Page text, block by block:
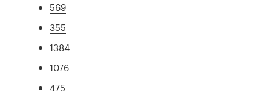
569
355
1384
1076
475